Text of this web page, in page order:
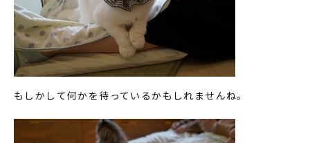
もしかして何かを待っているかもしれませんね。